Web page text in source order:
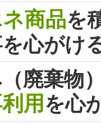
商品を
心がけ
廃棄物
用を心